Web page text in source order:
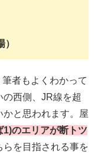
者もよくわかって
西側、JR線を超
かと思われます。屋
1)のエリアが断トツ
らを目指される事を